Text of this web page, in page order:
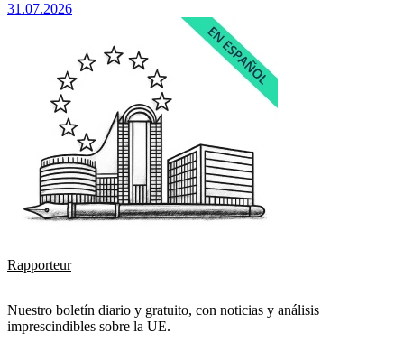
31.07.2026
Rapporteur
Nuestro boletín diario y gratuito, con noticias y análisis
imprescindibles sobre la UE.